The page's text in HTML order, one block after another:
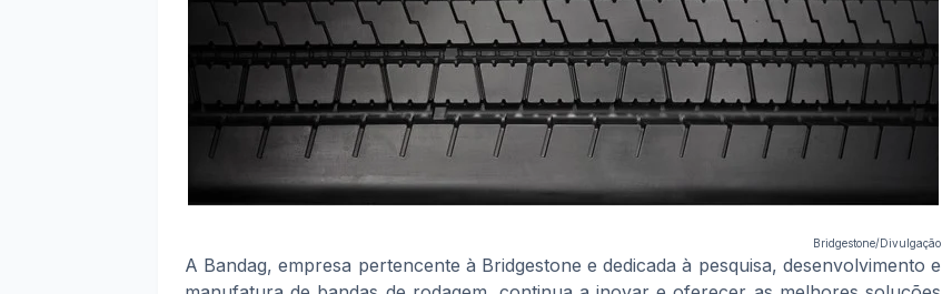
Bridgestone/Divulgação
A Bandag, empresa pertencente à Bridgestone e dedicada à pesquisa, desenvolvimento e